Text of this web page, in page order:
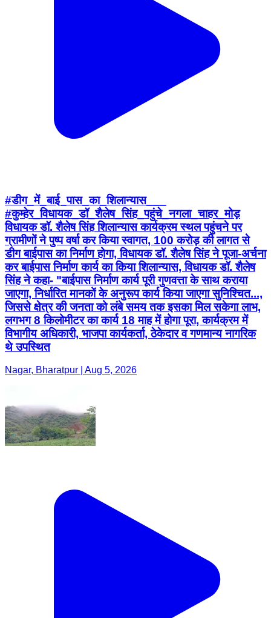
#डीग_में_बाई_पास_का_शिलान्यास___
#कुम्हेर_विधायक_डॉ_शैलेष_सिंह_पहुंचे_नगला_चाहर_मोड़
विधायक डॉ. शैलेष सिंह शिलान्यास कार्यक्रम स्थल पहुंचने पर
ग्रामीणों ने पुष्प वर्षा कर किया स्वागत, 100 करोड़ की लागत से
डीग बाईपास का निर्माण होगा, विधायक डॉ. शैलेष सिंह ने पूजा-अर्चना
कर बाईपास निर्माण कार्य का किया शिलान्यास, विधायक डॉ. शैलेष
सिंह ने कहा- "बाईपास निर्माण कार्य पूरी गुणवत्ता के साथ कराया
जाएगा, निर्धारित मानकों के अनुरूप कार्य किया जाएगा सुनिश्चित...,
जिससे क्षेत्र की जनता को लंबे समय तक इसका मिल सकेगा लाभ,
लगभग 8 किलोमीटर का कार्य 18 माह में होगा पूरा, कार्यक्रम में
विभागीय अधिकारी, भाजपा कार्यकर्ता, ठेकेदार व गणमान्य नागरिक
थे उपस्थित
Nagar, Bharatpur | Aug 5, 2026